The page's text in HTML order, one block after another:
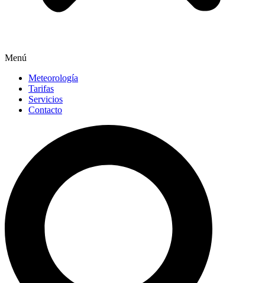
Menú
Meteorología
Tarifas
Servicios
Contacto